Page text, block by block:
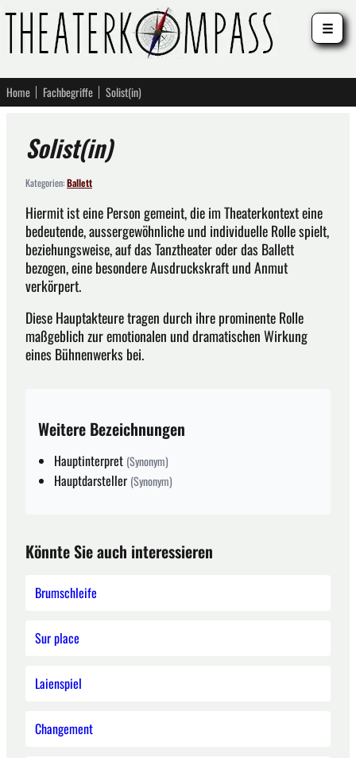
Home Fachbegriffe Solist(in)
Solist(in)
Kategorien:Ballett
Hiermit ist eine Person gemeint, die im Theaterkontext eine
bedeutende, aussergewöhnliche und individuelle Rolle spielt,
beziehungsweise, auf das Tanztheater oder das Ballett
bezogen, eine besondere Ausdruckskraft und Anmut
verkörpert.
Diese Hauptakteure tragen durch ihre prominente Rolle
maßgeblich zur emotionalen und dramatischen Wirkung
eines Bühnenwerks bei.
Weitere Bezeichnungen
Hauptinterpret (Synonym)
Hauptdarsteller (Synonym)
Könnte Sie auch interessieren
Brumschleife
Sur place
Laienspiel
Changement
☰